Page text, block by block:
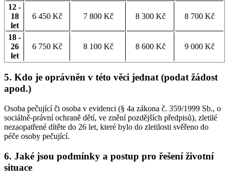
12 -
18
let
6 450 Kč 7 800 Kč 8 300 Kč 8 700 Kč
18 -
26
let
6 750 Kč 8 100 Kč 8 600 Kč 9 000 Kč
5. Kdo je oprávněn v této věci jednat (podat žádost
apod.)
Osoba pečující či osoba v evidenci (§ 4a zákona č. 359/1999 Sb., o
sociálně-právní ochraně dětí, ve znění pozdějších předpisů), zletilé
nezaopatřené dítěte do 26 let, které bylo do zletilosti svěřeno do
péče osoby pečující.
6. Jaké jsou podmínky a postup pro řešení životní
situace